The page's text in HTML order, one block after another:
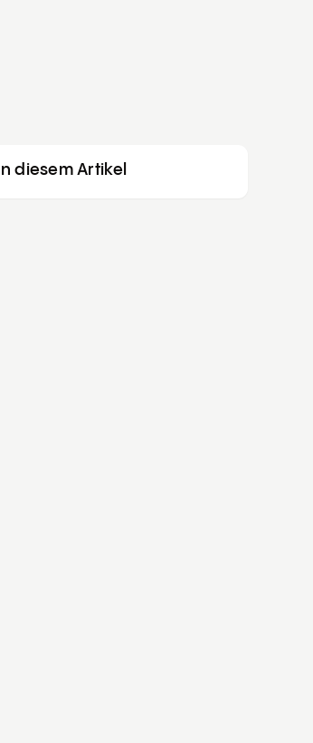
In diesem Artikel
Sanierungsrechner starten